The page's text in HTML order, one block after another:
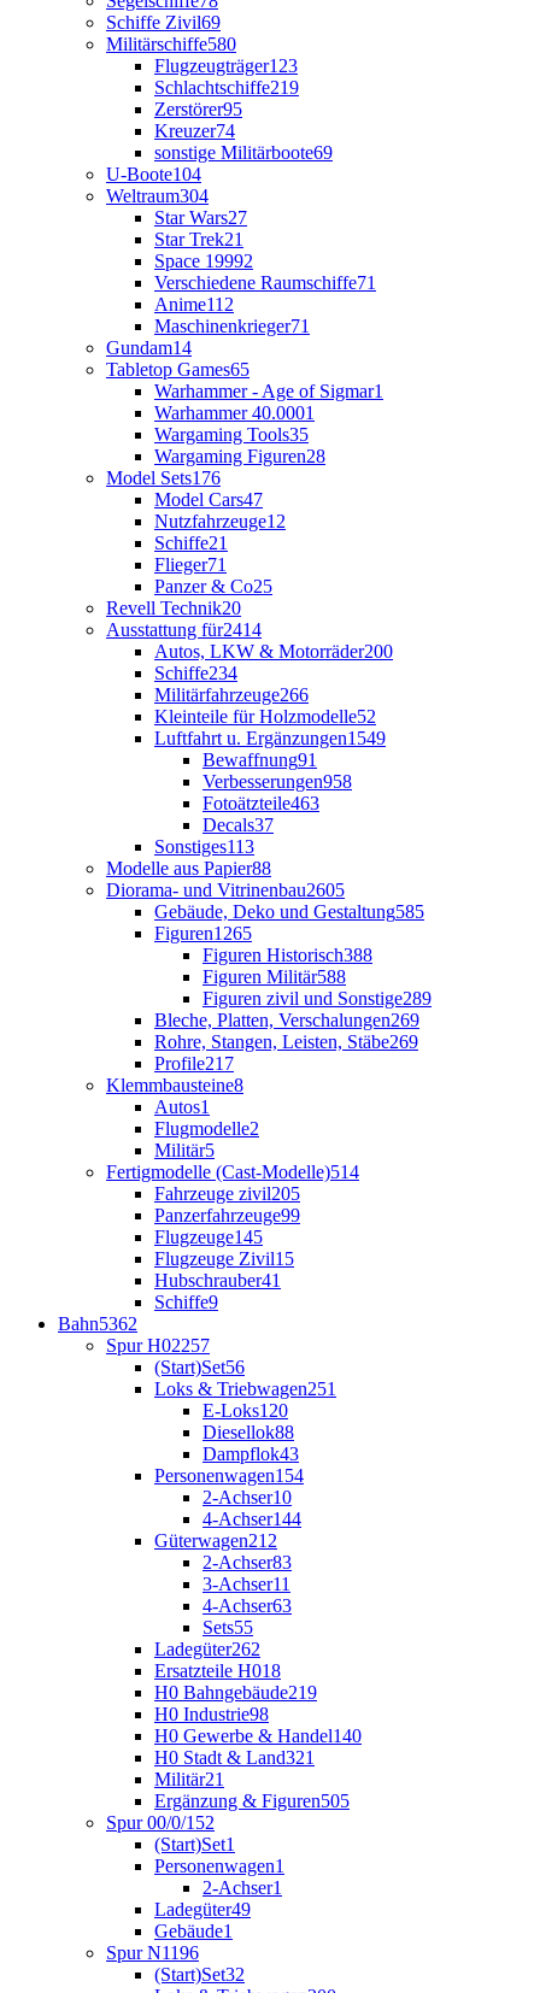
Schiffe Zivil69
Militärschiffe580
Flugzeugträger123
Schlachtschiffe219
Zerstörer95
Kreuzer74
sonstige Militärboote69
U-Boote104
Weltraum304
Star Wars27
Star Trek21
Space 19992
Verschiedene Raumschiffe71
Anime112
Maschinenkrieger71
Gundam14
Tabletop Games65
Warhammer - Age of Sigmar1
Warhammer 40.0001
Wargaming Tools35
Wargaming Figuren28
Model Sets176
Model Cars47
Nutzfahrzeuge12
Schiffe21
Flieger71
Panzer & Co25
Revell Technik20
Ausstattung für2414
Autos, LKW & Motorräder200
Schiffe234
Militärfahrzeuge266
Kleinteile für Holzmodelle52
Luftfahrt u. Ergänzungen1549
Bewaffnung91
Verbesserungen958
Fotoätzteile463
Decals37
Sonstiges113
Modelle aus Papier88
Diorama- und Vitrinenbau2605
Gebäude, Deko und Gestaltung585
Figuren1265
Figuren Historisch388
Figuren Militär588
Figuren zivil und Sonstige289
Bleche, Platten, Verschalungen269
Rohre, Stangen, Leisten, Stäbe269
Profile217
Klemmbausteine8
Autos1
Flugmodelle2
Militär5
Fertigmodelle (Cast-Modelle)514
Fahrzeuge zivil205
Panzerfahrzeuge99
Flugzeuge145
Flugzeuge Zivil15
Hubschrauber41
Schiffe9
Bahn5362
Spur H02257
(Start)Set56
Loks & Triebwagen251
E-Loks120
Diesellok88
Dampflok43
Personenwagen154
2-Achser10
4-Achser144
Güterwagen212
2-Achser83
3-Achser11
4-Achser63
Sets55
Ladegüter262
Ersatzteile H018
H0 Bahngebäude219
H0 Industrie98
H0 Gewerbe & Handel140
H0 Stadt & Land321
Militär21
Ergänzung & Figuren505
Spur 00/0/1 52
(Start)Set1
Personenwagen1
2-Achser1
Ladegüter49
Gebäude1
Spur N1196
(Start)Set32